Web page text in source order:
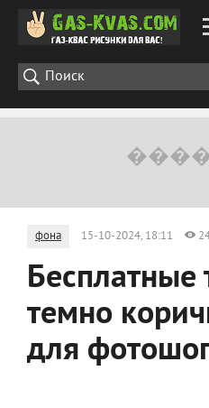
фона 15-10-2024, 18:11
Бесплатные
темно
для